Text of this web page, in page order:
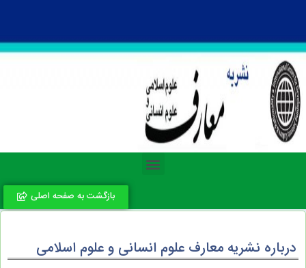
بازگشت به صفحه اصلی
درباره نشریه معارف علوم انسانی و علوم اسلامی